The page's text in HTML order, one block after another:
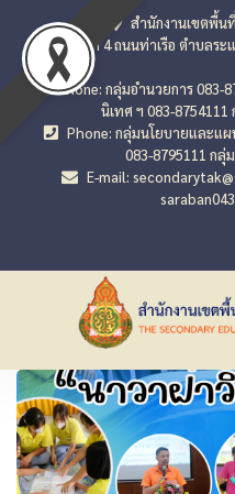
สำนักงานเขตพื้น
เลขที่ 4 ถนนท่าเรือ ตำบลระ
Phone: กลุ่มอำนวยการ 083-
นิเทศ ฯ 083-8754111
Phone: กลุ่มนโยบายและแ
083-8795111 กลุ่
E-mail: